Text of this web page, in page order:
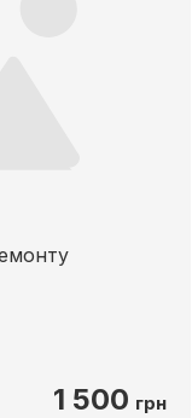
1 500 грн